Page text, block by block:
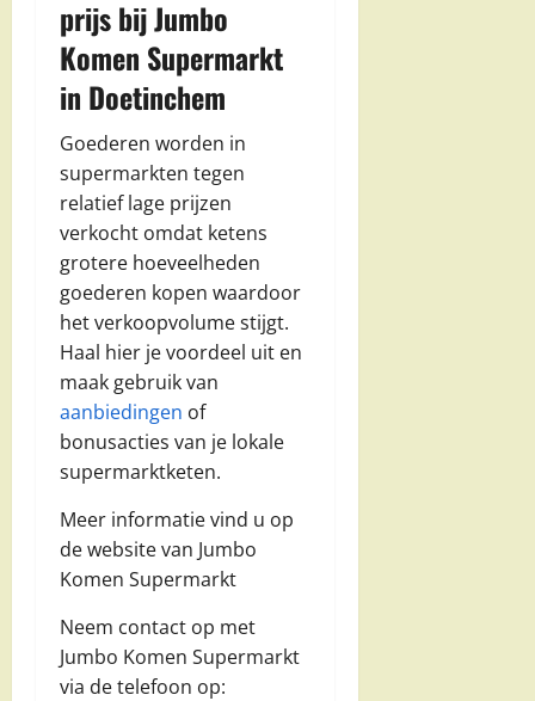
prijs bij Jumbo
Komen Supermarkt
in Doetinchem
Goederen worden in
supermarkten tegen
relatief lage prijzen
verkocht omdat ketens
grotere hoeveelheden
goederen kopen waardoor
het verkoopvolume stijgt.
Haal hier je voordeel uit en
maak gebruik van
aanbiedingen of
bonusacties van je lokale
supermarktketen.
Meer informatie vind u op
de website van Jumbo
Komen Supermarkt
Neem contact op met
Jumbo Komen Supermarkt
via de telefoon op: